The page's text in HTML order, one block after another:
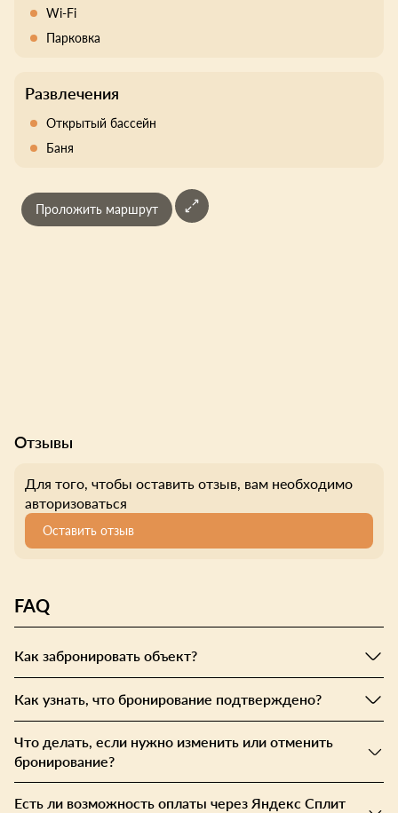
Wi-Fi
Парковка
Развлечения
Открытый бассейн
Баня
Проложить маршрут
Отзывы
Для того, чтобы оставить отзыв, вам необходимо
авторизоваться
Оставить отзыв
FAQ
Как забронировать объект?
Как узнать, что бронирование подтверждено?
Что делать, если нужно изменить или отменить
бронирование?
Есть ли возможность оплаты через Яндекс Сплит